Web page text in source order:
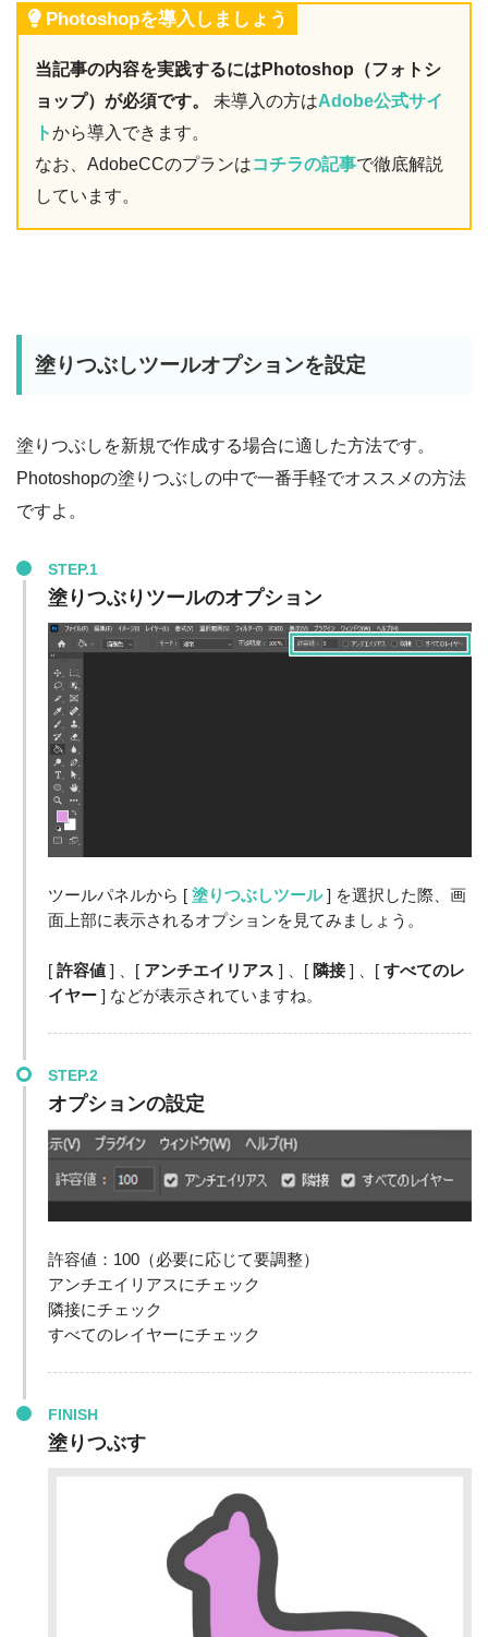
Photoshopを導入しましょう
当記事の内容を実践するにはPhotoshop（フォトシ
ョップ）が必須です。
未導入の方はAdobe公式サイ
トから導入できます。
なお、AdobeCCのプランはコチラの記事で徹底解説
しています。
塗りつぶしツールオプションを設定
塗りつぶしを新規で作成する場合に適した方法です。
Photoshopの塗りつぶしの中で一番手軽でオススメの方法
ですよ。
STEP.1
塗りつぶりツールのオプション
ツールパネルから [ 塗りつぶしツール] を選択した際、画
面上部に表示されるオプションを見てみましょう。
[ 許容値] 、[ アンチエイリアス ] 、[ 隣接] 、[ すべてのレ
イヤー] などが表示されていますね。
STEP.2
オプションの設定
許容値：100（必要に応じて要調整）
アンチエイリアスにチェック
隣接にチェック
すべてのレイヤーにチェック
FINISH
塗りつぶす